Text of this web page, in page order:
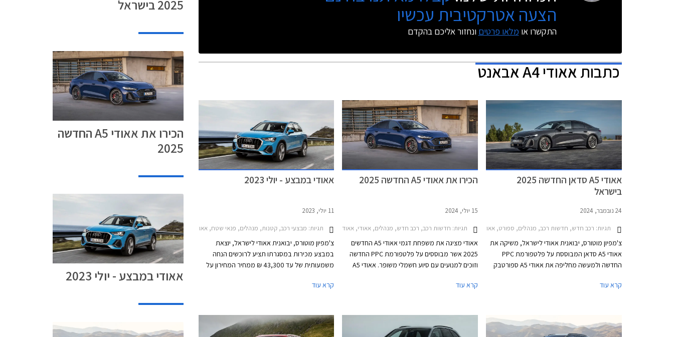
הצעה אטרקטיבית עכשיו
התקשרו או מלאו פרטים ונחזור אליכם בהקדם
כתבותאאודי A4 אבאנט
אאודי A5 סדאן החדשה 2025
בישראל
24 נובמבר, 2024
תגיות: רכב חדש, חדשות רכב, מנהלים, ספורט, אאודי, אאודי A4 2019-2024, אאודי A5 ספורטבק 2021-2024, אאודי A5 סדאן 2024-2026, אאודי S5 סדאן 2024-2026מחירון רכב
צ'מפיון מוטורס, יבואנית אאודי לישראל, משיקה את
אאודי A5 סדאן המבוססת על פלטפורמת PPC
החדשה ולמעשה מחליפה את אאודי A5 ספורטבק
למרות שהדגם משווק כסדאן, מדובר במרכב
(סטיישן) שאינה מגיעה אלינו.
קרא עוד
הכירו את אאודי A5 החדשה 2025
15 יולי, 2024
תגיות: חדשות רכב, רכב חדש, מנהלים, אאודי, אאודי A4 2019-2024, אאודי A5 ספורטבק 2021-2024, אאודי A5 סדאן 2024-2026אאודי S5 סדאן 2024-2026
אאודי מציגה את משפחת דגמי אאודי A5 החדשים
2025 אשר מבוססים על פלטפורמת PPC החדשה
וזוכים למנועים עם סיוע חשמלי משופר. אאודי A5
תהפוך לחשמלית בלבד, ולכן בניגוד לדור הקודם
הקודמת ומגיעה במרכב 5 דלתות שימושי. לא נופתע
קרא עוד
אאודי במבצע - יולי 2023
11 יולי, 2023
תגיות: מבצעי רכב, קטנות, מנהלים, פנאי שטח, אאודי, אאודי A4 2019-2024, אאודי A1 ספורטבק 2019-2026, אאודי Q3 2019-2025, אאודי Q3 ספורטבק 2020-2025, אאודי Q5 2020-2024אאודי Q5 ספורטבק 2021-2024
צ'מפיון מוטורס, יבואנית אאודי לישראל, יוצאת
במבצע מכירות במסגרתו תציע לרוכשים הנחה
משמעותית של עד 43,300 ₪ ממחיר המחירון על
בכל אולמות התצוגה של אאודי ברחבי הארץ.
קרא עוד
2025 בישראל
הכירו את אאודי A5 החדשה
2025
אאודי במבצע - יולי 2023